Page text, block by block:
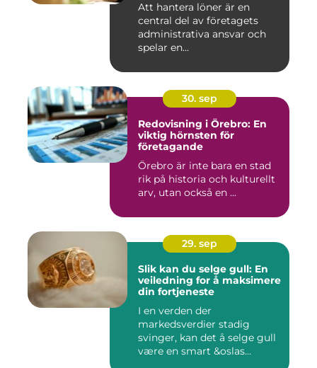
Att hantera löner är en
central del av företagets
administrativa ansvar och
spelar en...
30. sep
Redovisning i Örebro: En
viktig hörnsten för
företagande
Örebro är inte bara en stad
rik på historia och kulturellt
arv, utan också en ...
29. sep
Slik kan du selge gull: En
veiledning for å maksimere
din fortjeneste
I en verden der
markedsverdier stadig
svinger, kan det å selge gull
være en smart &oslas...